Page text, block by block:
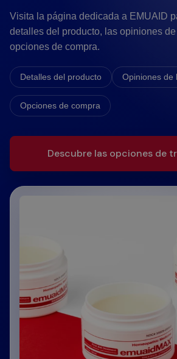
Visita la página dedicada a EMUAID
detalles del producto, las opiniones
opciones de compra.
Detalles del producto Opiniones de
Opciones de compra
Descubre las opciones de